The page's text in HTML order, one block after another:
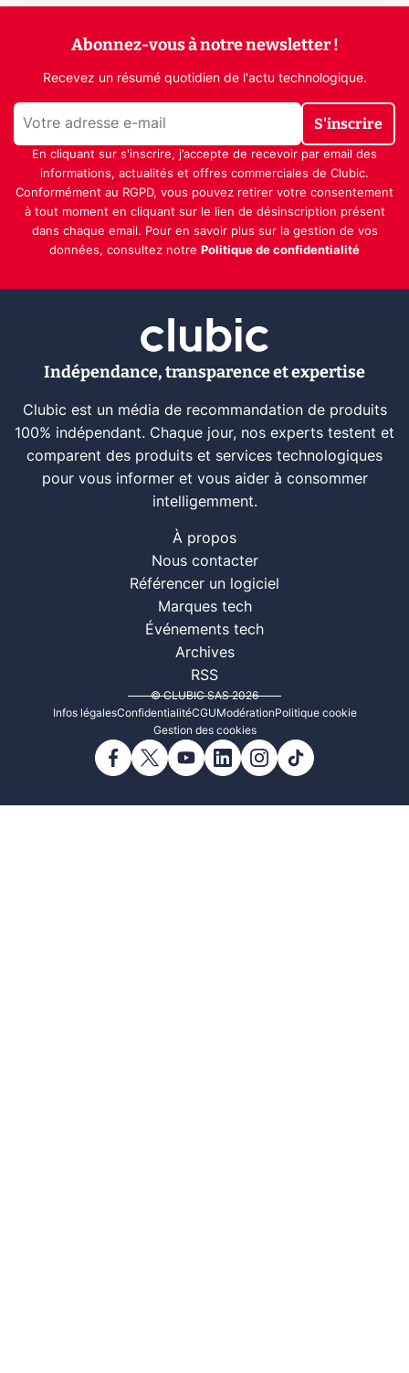
Abonnez-vous à notre newsletter !
Recevez un résumé quotidien de l'actu technologique.
S'inscrire
En cliquant sur s'inscrire, j’accepte de recevoir par email des
informations, actualités et offres commerciales de Clubic.
Conformément au RGPD, vous pouvez retirer votre consentement
à tout moment en cliquant sur le lien de désinscription présent
dans chaque email. Pour en savoir plus sur la gestion de vos
données, consultez notre Politique de confidentialité
Indépendance, transparence et expertise
Clubic est un média de recommandation de produits
100% indépendant. Chaque jour, nos experts testent et
comparent des produits et services technologiques
pour vous informer et vous aider à consommer
intelligemment.
À propos
Nous contacter
Référencer un logiciel
Marques tech
Événements tech
Archives
RSS
© CLUBIC SAS 2026
Infos légalesConfidentialitéCGUModérationPolitique cookie
Gestion des cookies